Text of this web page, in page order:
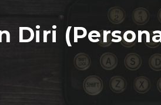
Diri